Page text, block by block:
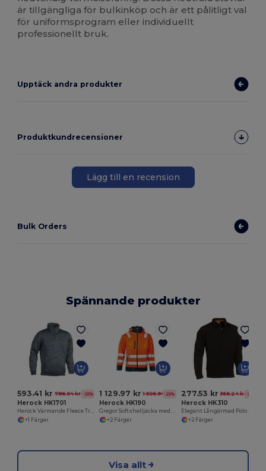
är tillgängliga för bulkinköp och är ett pålitligt val
för uniformsprogram eller individuellt
professionellt bruk.
Upptäck andra produkter
Produktkundrecensioner
Lägg till en recension
Bulk Orders
Spännande produkter
593.41 kr 786.04 kr -25%
Herock HK1701
Herock Värmande Fleece Tröja med Förstärkta Armbågar
+1 Färger
1 129.97 kr 1 506.94 kr
-25%
Herock HK190
Gregor Softshelljacka med hög synlighet
+2 Färger
277.53 kr 366.24 kr-24%
Herock HK310
+2 Färger
Visa allt